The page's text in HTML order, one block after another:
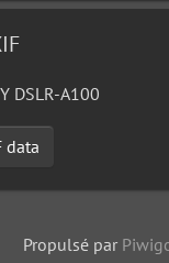
DSLR-A100
data
Propulsé par